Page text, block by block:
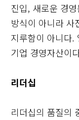
진입, 새로운 경
방식이 아니라 사
지루함이 아니다.
기업 경영자산이
리더십
리더십의 품질의